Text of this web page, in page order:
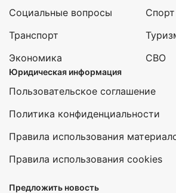
Социальные вопросы
Транспорт
Экономика
Спорт
СВО
Юридическая информация
Пользовательское соглашение
Политика конфиденциальности
Правила использования
Правила использования cookies
Предложить новость